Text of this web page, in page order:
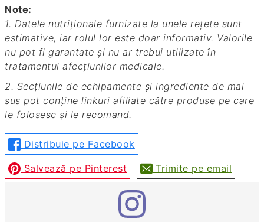
Note:
1. Datele nutriționale furnizate la unele rețete sunt
estimative, iar rolul lor este doar informativ. Valorile
nu pot fi garantate și nu ar trebui utilizate în
tratamentul afecțiunilor medicale.
2. Secțiunile de echipamente și ingrediente de mai
sus pot conține linkuri afiliate către produse pe care
le folosesc și le recomand.
Distribuie pe Facebook
Salvează pe Pinterest Trimite pe email